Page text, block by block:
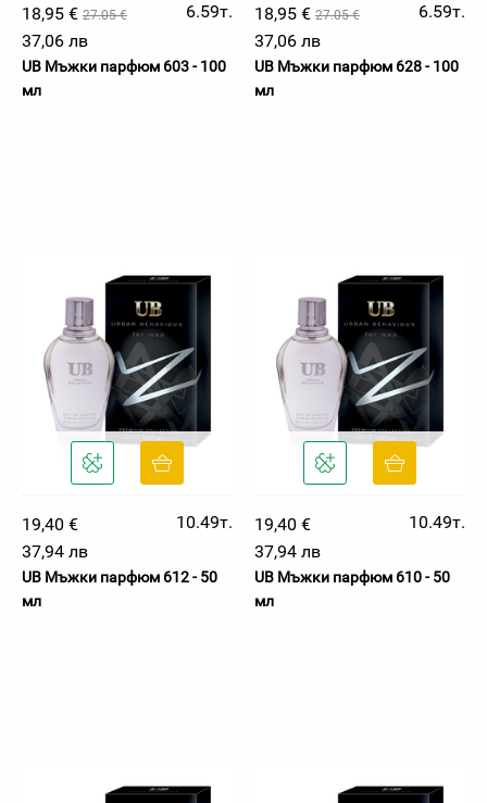
18,95 € 27.05 €
6.59т.
37,06 лв
UB Мъжки парфюм 603 - 100
мл
18,95 € 27.05 €
6.59т.
37,06 лв
UB Мъжки парфюм 628 - 100
мл
19,40 €
10.49т.
37,94 лв
UB Мъжки парфюм 612 - 50
мл
19,40 €
10.49т.
37,94 лв
UB Мъжки парфюм 610 - 50
мл